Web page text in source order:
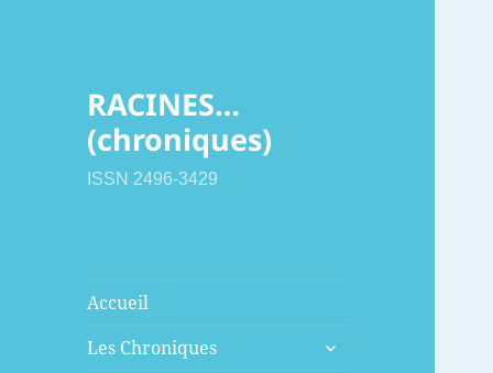
RACINES…
(chroniques)
ISSN 2496-3429
Accueil
Les Chroniques
ouvrir